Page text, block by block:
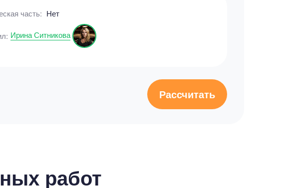
часть: Нет
Ирина Ситникова
Рассчитать
работ